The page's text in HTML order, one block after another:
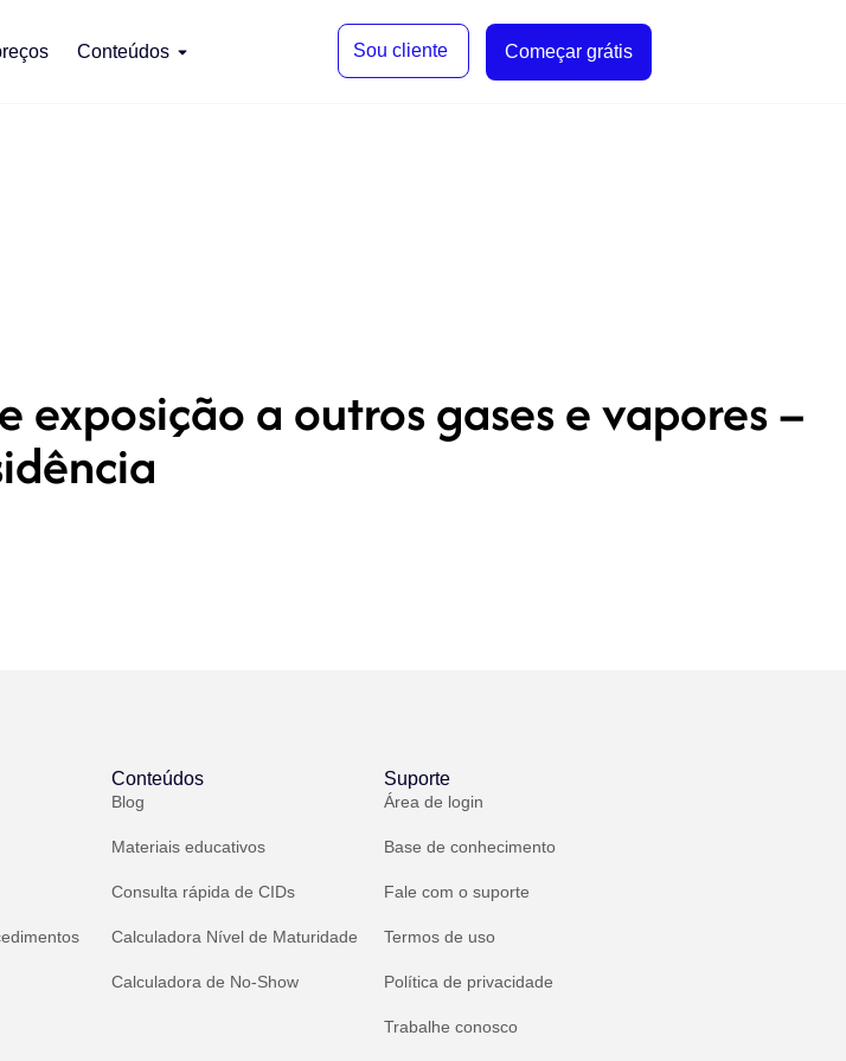
Conteúdos Sou cliente Começar grátis
a outros gases e vapores –
Conteúdos
Blog
Materiais educativos
Consulta rápida de CIDs
Calculadora Nível de Maturidade
Calculadora de No-Show
Suporte
Área de login
Base de conhecimento
Fale com o suporte
Termos de uso
Política de privacidade
Trabalhe conosco